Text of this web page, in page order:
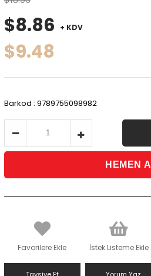
$8.86 + KDV
$9.48
Barkod : 9789755098982
Favorilere Ekle İstek Listeme Ekle
Tavsiye Et Yorum Yaz